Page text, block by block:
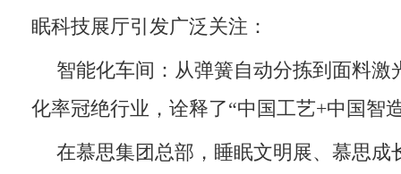
眠科技展厅引发广泛关注：
智能化车间：从弹簧自动分拣到面料激
化率冠绝行业，诠释了“中国工艺+中国智
在慕思集团总部，睡眠文明展、慕思成